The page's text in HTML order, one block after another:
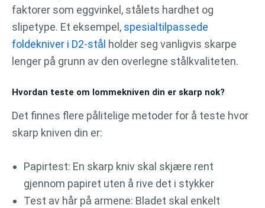
faktorer som eggvinkel, stålets hardhet og
slipetype. Et eksempel, spesialtilpassede
foldekniver i D2-stål holder seg vanligvis skarpe
lenger på grunn av den overlegne stålkvaliteten.
Hvordan teste om lommekniven din er skarp nok?
Det finnes flere pålitelige metoder for å teste hvor
skarp kniven din er:
Papirtest: En skarp kniv skal skjære rent
gjennom papiret uten å rive det i stykker
Test av hår på armene: Bladet skal enkelt